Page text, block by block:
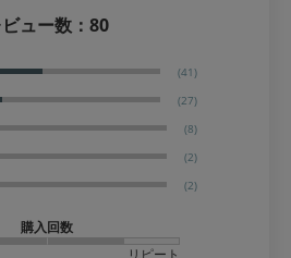
ュー数： 80
(41)
(27)
(8)
(2)
(2)
購入回数